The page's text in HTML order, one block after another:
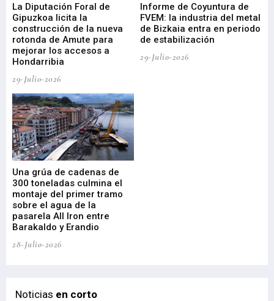
La Diputación Foral de
Gipuzkoa licita la
construcción de la nueva
rotonda de Amute para
mejorar los accesos a
Hondarribia
29-Julio-2026
Informe de Coyuntura de
FVEM: la industria del metal
de Bizkaia entra en periodo
de estabilización
29-Julio-2026
Una grúa de cadenas de
300 toneladas culmina el
montaje del primer tramo
sobre el agua de la
pasarela All Iron entre
Barakaldo y Erandio
28-Julio-2026
Noticias en corto